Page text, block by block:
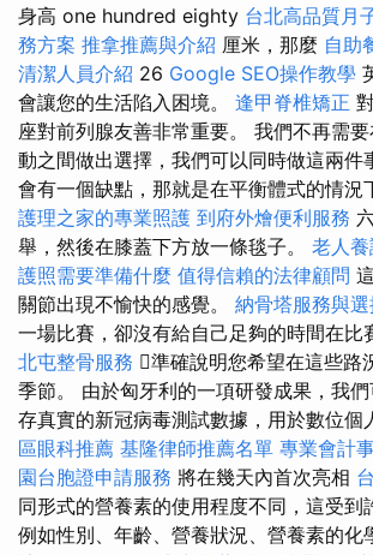
身高 one hundred eighty 台北高品質月
務方案 推拿推薦與介紹 厘米，那麼 自助
清潔人員介紹 26 Google SEO操作教學
會讓您的生活陷入困境。 逢甲脊椎矯正
座對前列腺友善非常重要。 我們不再需
動之間做出選擇，我們可以同時做這兩件
會有一個缺點，那就是在平衡體式的情況
護理之家的專業照護 到府外燴便利服務
舉，然後在膝蓋下方放一條毯子。 老人
護照需要準備什麼 值得信賴的法律顧問
關節出現不愉快的感覺。 納骨塔服務與
一場比賽，卻沒有給自己足夠的時間在比
北屯整骨服務 準確說明您希望在這些路
季節。 由於匈牙利的一項研發成果，我
存真實的新冠病毒測試數據，用於數位個
區眼科推薦 基隆律師推薦名單 專業會計
園台胞證申請服務 將在幾天內首次亮相
同形式的營養素的使用程度不同，這受到
例如性別、年齡、營養狀況、營養素的化